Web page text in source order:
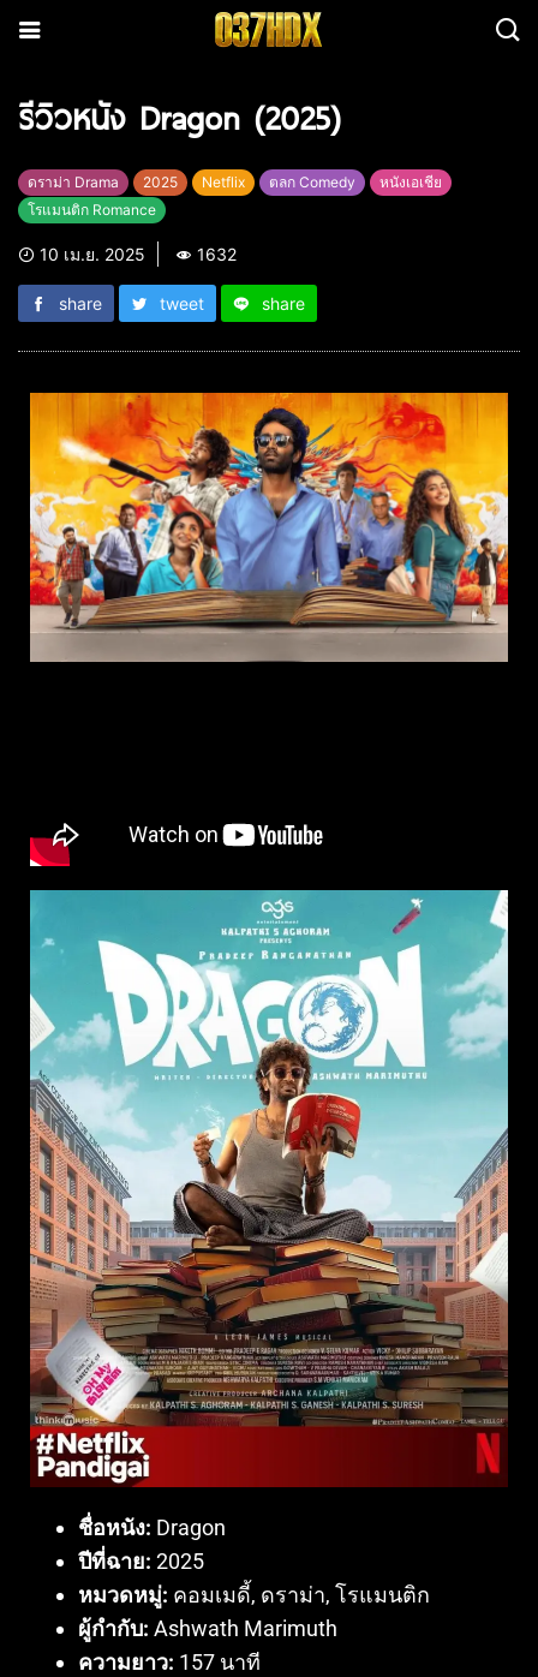
รีวิวหนัง Dragon (2025)
ดราม่า Drama 2025 Netflix ตลก Comedy
หนังเอเชีย
โรแมนติก Romance
10 เม.ย. 2025 1632
share tweet share
ชื่อหนัง: Dragon
ปีที่ฉาย: 2025
หมวดหมู่: คอมเมดี้, ดราม่า, โรแมนติก
ผู้กำกับ: Ashwath Marimuth
ความยาว: 157 นาที